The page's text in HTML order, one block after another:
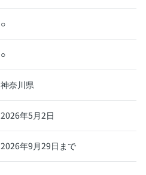
○
○
神奈川県
2026年5月2日
2026年9月29日まで